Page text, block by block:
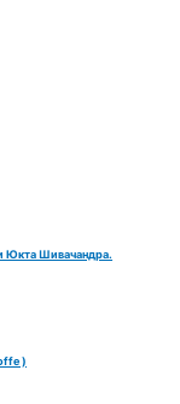
Юкта Шивачандра.
)